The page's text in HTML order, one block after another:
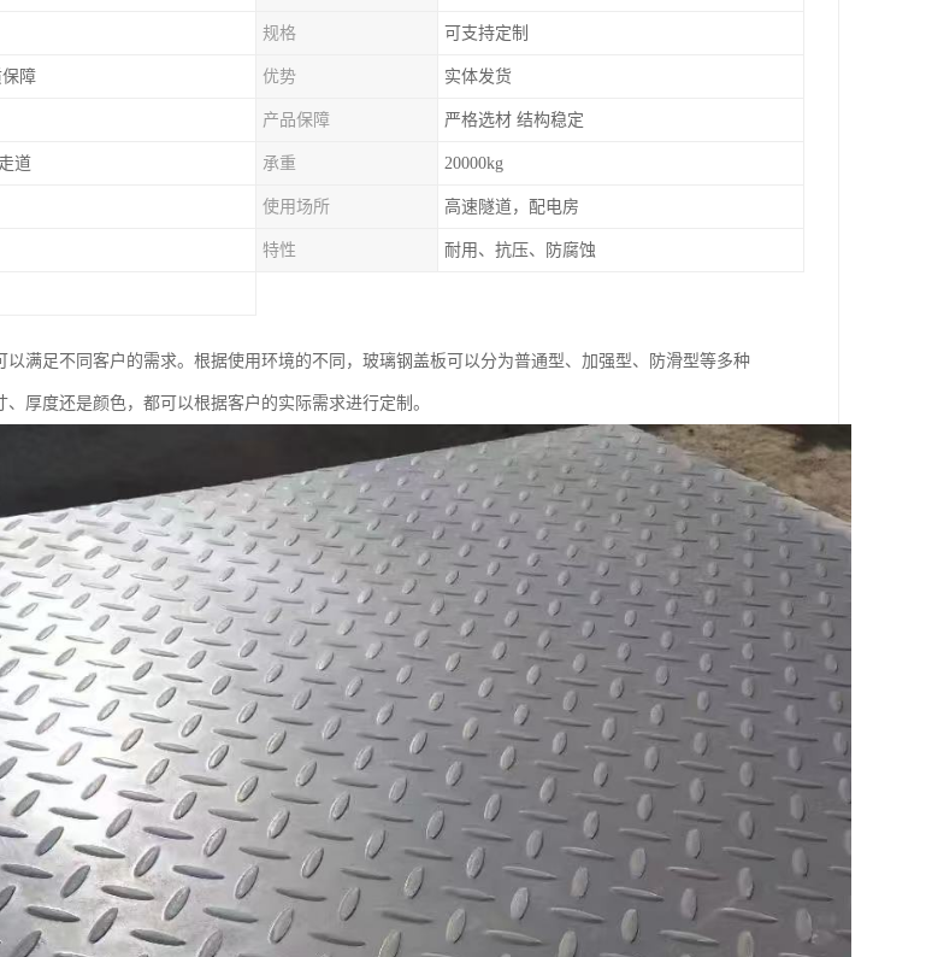
规格 可支持定制
障 优势 实体发货
产品保障 严格选材 结构稳定
道 承重 20000kg
使用场所 高速隧道，配电房
特性 耐用、抗压、防腐蚀
满足不同客户的需求。根据使用环境的不同，玻璃钢盖板可以分为普通型、加强型、防滑型等多种
厚度还是颜色，都可以根据客户的实际需求进行定制。